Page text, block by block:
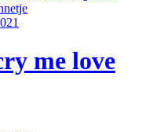
me love